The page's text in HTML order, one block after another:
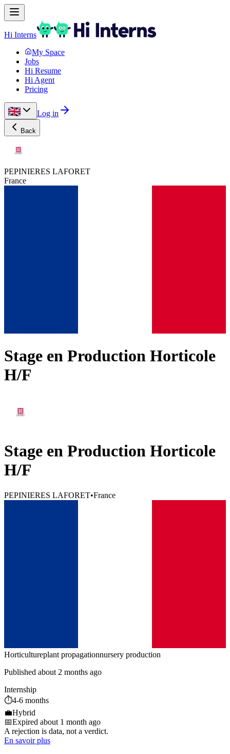
Hi Interns
My Space
Jobs
Hi Resume
Hi Agent
Pricing
Log in
Back
PEPINIERES LAFORET
France
Stage en Production Horticole
H/F
Stage en Production Horticole
H/F
PEPINIERES LAFORET•France
Horticultureplant propagationnursery production
Published about 2 months ago
Internship
⏱️4-6 months
💼Hybrid
📅Expired about 1 month ago
A rejection is data, not a verdict.
En savoir plus